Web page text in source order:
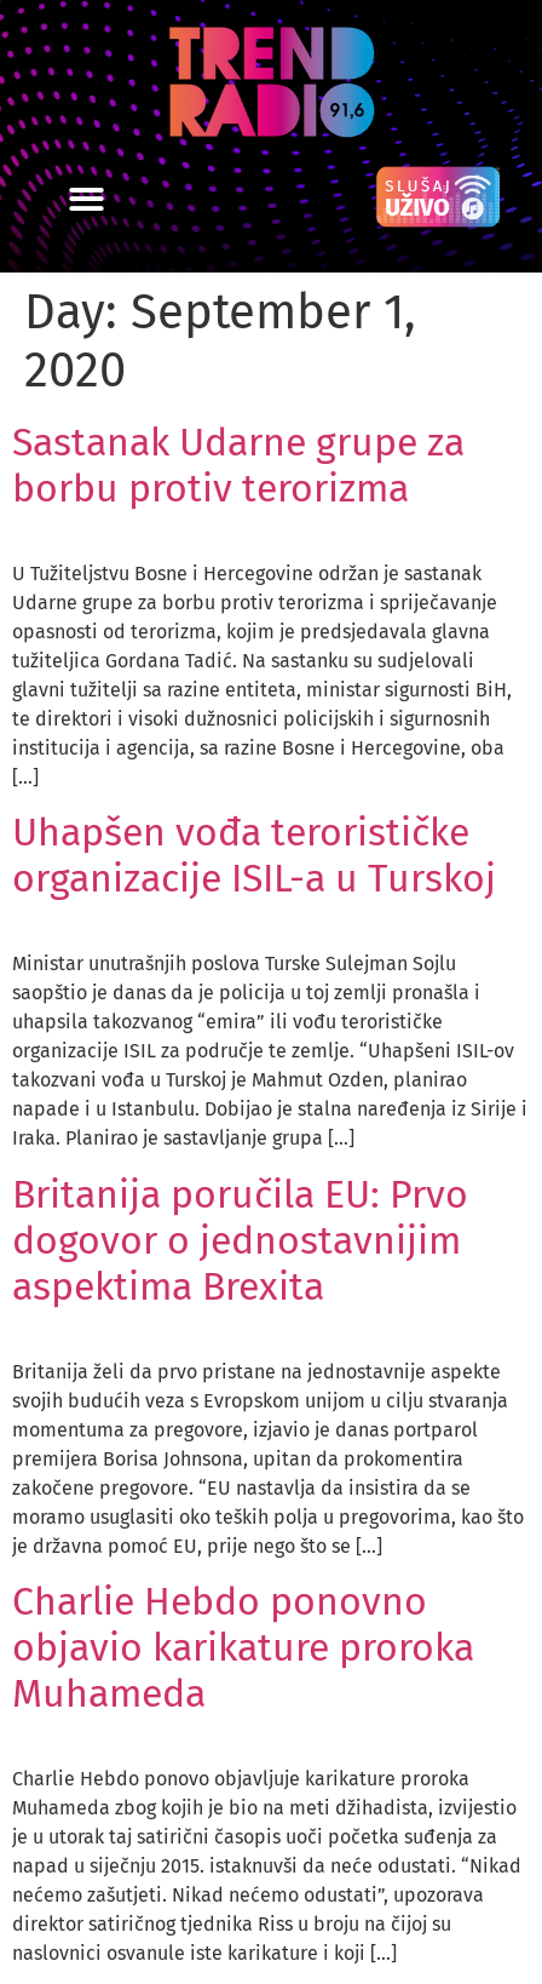
Day: September 1,
2020
Sastanak Udarne grupe za
borbu protiv terorizma
U Tužiteljstvu Bosne i Hercegovine održan je sastanak
Udarne grupe za borbu protiv terorizma i spriječavanje
opasnosti od terorizma, kojim je predsjedavala glavna
tužiteljica Gordana Tadić. Na sastanku su sudjelovali
glavni tužitelji sa razine entiteta, ministar sigurnosti BiH,
te direktori i visoki dužnosnici policijskih i sigurnosnih
institucija i agencija, sa razine Bosne i Hercegovine, oba
[…]
Uhapšen vođa terorističke
organizacije ISIL-a u Turskoj
Ministar unutrašnjih poslova Turske Sulejman Sojlu
saopštio je danas da je policija u toj zemlji pronašla i
uhapsila takozvanog “emira” ili vođu terorističke
organizacije ISIL za područje te zemlje. “Uhapšeni ISIL-ov
takozvani vođa u Turskoj je Mahmut Ozden, planirao
napade i u Istanbulu. Dobijao je stalna naređenja iz Sirije i
Iraka. Planirao je sastavljanje grupa […]
Britanija poručila EU: Prvo
dogovor o jednostavnijim
aspektima Brexita
Britanija želi da prvo pristane na jednostavnije aspekte
svojih budućih veza s Evropskom unijom u cilju stvaranja
momentuma za pregovore, izjavio je danas portparol
premijera Borisa Johnsona, upitan da prokomentira
zakočene pregovore. “EU nastavlja da insistira da se
moramo usuglasiti oko teških polja u pregovorima, kao što
je državna pomoć EU, prije nego što se […]
Charlie Hebdo ponovno
objavio karikature proroka
Muhameda
Charlie Hebdo ponovo objavljuje karikature proroka
Muhameda zbog kojih je bio na meti džihadista, izvijestio
je u utorak taj satirični časopis uoči početka suđenja za
napad u siječnju 2015. istaknuvši da neće odustati. “Nikad
nećemo zašutjeti. Nikad nećemo odustati”, upozorava
direktor satiričnog tjednika Riss u broju na čijoj su
naslovnici osvanule iste karikature i koji […]